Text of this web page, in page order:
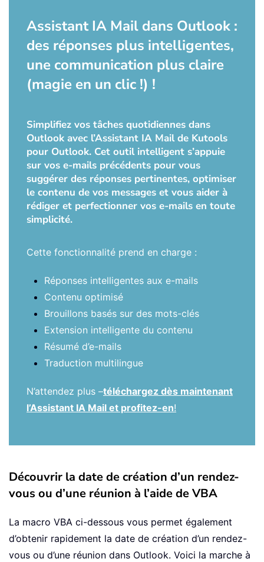
Assistant IA Mail dans Outlook :
des réponses plus intelligentes,
une communication plus claire
(magie en un clic !) !
Simplifiez vos tâches quotidiennes dans
Outlook avec l’Assistant IA Mail de Kutools
pour Outlook. Cet outil intelligent s’appuie
sur vos e-mails précédents pour vous
suggérer des réponses pertinentes, optimiser
le contenu de vos messages et vous aider à
rédiger et perfectionner vos e-mails en toute
simplicité.
Cette fonctionnalité prend en charge :
Réponses intelligentes aux e-mails
Contenu optimisé
Brouillons basés sur des mots-clés
Extension intelligente du contenu
Résumé d’e-mails
Traduction multilingue
N’attendez plus –téléchargez dès maintenant
l’Assistant IA Mail et profitez-en!
Découvrir la date de création d’un rendez-
vous ou d’une réunion à l’aide de VBA
La macro VBA ci-dessous vous permet également
d’obtenir rapidement la date de création d’un rendez-
vous ou d’une réunion dans Outlook. Voici la marche à